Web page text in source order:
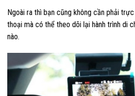
Ngoài ra thì bạn cũng không cần phải
thoại mà có thể theo dõi lại hành trình di
nào.